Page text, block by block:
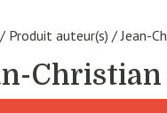
/ Produit auteur(s) / Jean-